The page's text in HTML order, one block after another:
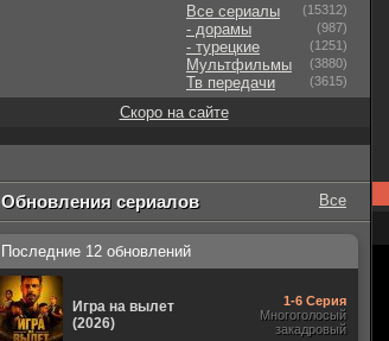
Все сериалы (15312)
- дорамы (987)
- турецкие (1251)
Мультфильмы (3880)
Тв передачи (3615)
Скоро на сайте
Обновления сериалов Все
Последние 12 обновлений
Игра на вылет
(2026)
1-6 Серия
Многоголосый
закадровый